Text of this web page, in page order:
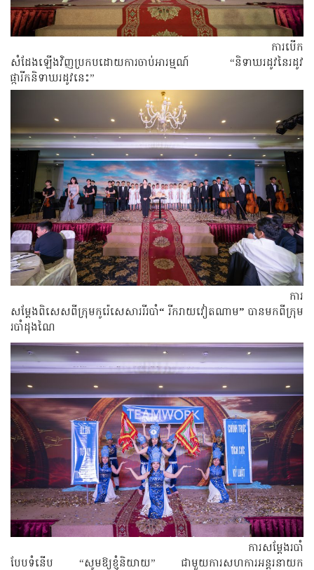
ការបើក
សំដែងឡើងវិញប្រកបដោយការចាប់អារម្មណ៍ “និទាឃរដូវនៃរដូវ
ផ្ការីកនិទាឃរដូវនេះ”
ការ
សម្តែងពិសេសពីក្រុមកូរ៉េសេសាររីរបាំ“ រីករាយវៀតណាម” បានមកពីក្រុម
របាំដុងណៃ
ការសម្តែងរបាំ
បែបទំនើប “សូមឱ្យខ្ញុំនិយាយ” ជាមួយការសហការអន្តរនាយក